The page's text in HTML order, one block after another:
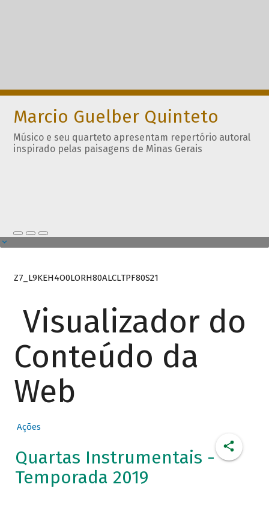
Marcio Guelber Quinteto
Músico e seu quarteto apresentam repertório autoral
inspirado pelas paisagens de Minas Gerais
Z7_L9KEH4O0LORH80ALCLTPF80S21
Visualizador do
Conteúdo da
Web
Ações
Quartas Instrumentais -
Temporada 2019